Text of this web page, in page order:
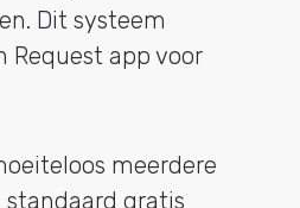
Dit systeem
Request app voor
meerdere
standaard gratis